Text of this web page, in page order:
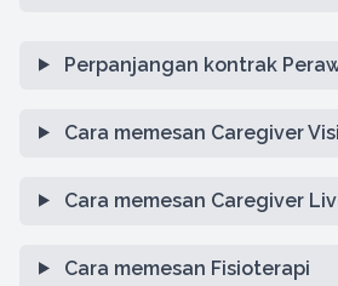
Perpanjangan kontrak
Cara memesan Caregiver
Cara memesan Caregiver
Cara memesan Fisioterapi